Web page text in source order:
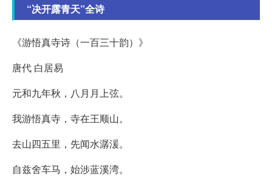
“决开露青天”全诗
《游悟真寺诗（一百三十韵）》
唐代 白居易
元和九年秋，八月月上弦。
我游悟真寺，寺在王顺山。
去山四五里，先闻水潺湲。
自兹舍车马，始涉蓝溪湾。